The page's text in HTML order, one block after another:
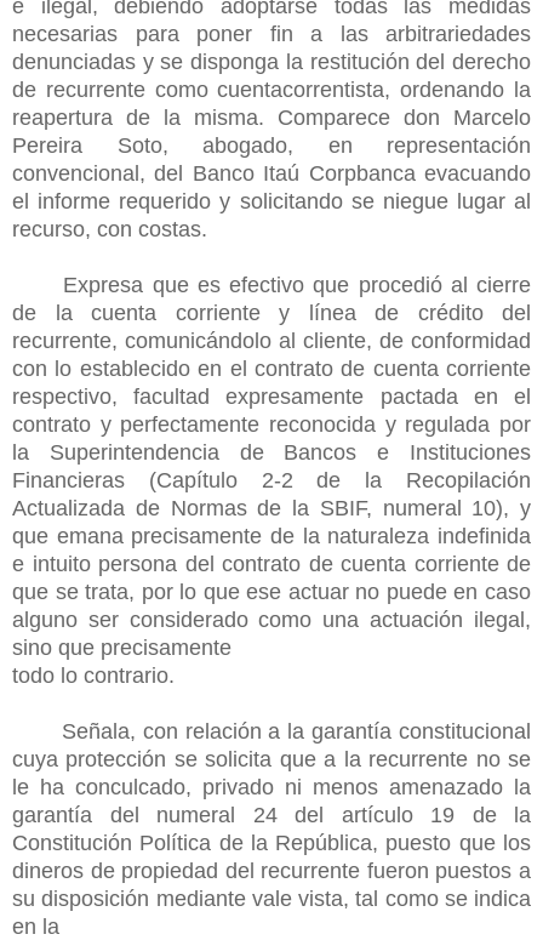
e ilegal, debiendo adoptarse todas las medidas
necesarias para poner fin a las arbitrariedades
denunciadas y se disponga la restitución del derecho
de recurrente como cuentacorrentista, ordenando la
reapertura de la misma. Comparece don Marcelo
Pereira Soto, abogado, en representación
convencional, del Banco Itaú Corpbanca evacuando
el informe requerido y solicitando se niegue lugar al
recurso, con costas.
Expresa que es efectivo que procedió al cierre
de la cuenta corriente y línea de crédito del
recurrente, comunicándolo al cliente, de conformidad
con lo establecido en el contrato de cuenta corriente
respectivo, facultad expresamente pactada en el
contrato y perfectamente reconocida y regulada por
la Superintendencia de Bancos e Instituciones
Financieras (Capítulo 2-2 de la Recopilación
Actualizada de Normas de la SBIF, numeral 10), y
que emana precisamente de la naturaleza indefinida
e intuito persona del contrato de cuenta corriente de
que se trata, por lo que ese actuar no puede en caso
alguno ser considerado como una actuación ilegal,
sino que precisamente
todo lo contrario.
Señala, con relación a la garantía constitucional
cuya protección se solicita que a la recurrente no se
le ha conculcado, privado ni menos amenazado la
garantía del numeral 24 del artículo 19 de la
Constitución Política de la República, puesto que los
dineros de propiedad del recurrente fueron puestos a
su disposición mediante vale vista, tal como se indica
en la